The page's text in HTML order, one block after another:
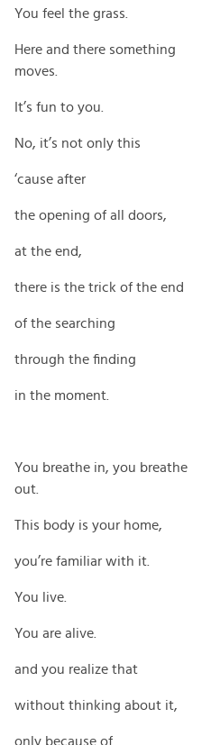
You feel the grass.
Here and there something
moves.
It’s fun to you.
No, it’s not only this
‘cause after
the opening of all doors,
at the end,
there is the trick of the end
of the searching
through the finding
in the moment.
You breathe in, you breathe
out.
This body is your home,
you’re familiar with it.
You live.
You are alive.
and you realize that
without thinking about it,
only because of